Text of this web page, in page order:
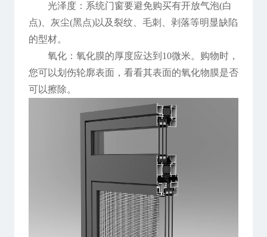
光泽度：系统门窗要避免购买有开放气泡(白
点)、灰尘(黑点)以及裂纹、毛刺、剥落等明显缺陷
的型材。
氧化：氧化膜的厚度应达到10微米。购物时，
您可以划伤轮廓表面，看看其表面的氧化物膜是否
可以擦除。